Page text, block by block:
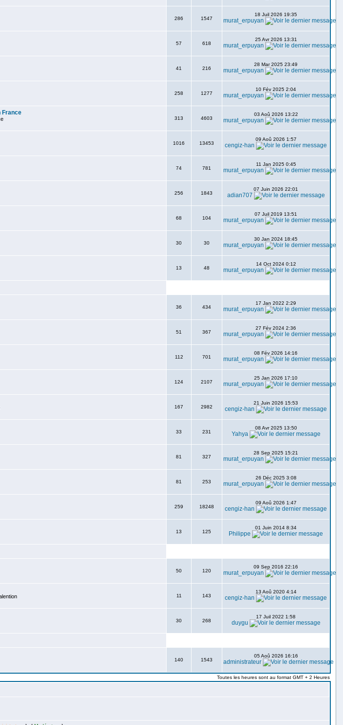
286 1547
18 Juil 2026 19:35
murat_erpuyan
57 618
25 Avr 2026 13:31
murat_erpuyan
41 216
28 Mar 2025 23:49
murat_erpuyan
258 1277
10 Fév 2025 2:04
murat_erpuyan
France
313 4603
03 Aoû 2026 13:22
murat_erpuyan
1016 13453
09 Aoû 2026 1:57
cengiz-han
74 781
11 Jan 2025 0:45
murat_erpuyan
256 1843
07 Juin 2026 22:01
adian707
68 104
07 Juil 2019 13:51
murat_erpuyan
30 30
30 Jan 2024 18:45
murat_erpuyan
13 48
14 Oct 2024 0:12
murat_erpuyan
36 434
17 Jan 2022 2:29
murat_erpuyan
51 367
27 Fév 2024 2:36
murat_erpuyan
112 701
08 Fév 2026 14:16
murat_erpuyan
124 2107
25 Jan 2026 17:10
murat_erpuyan
167 2982
21 Juin 2026 15:53
cengiz-han
33 231
08 Avr 2025 13:50
Yahya
81 327
28 Sep 2025 15:21
murat_erpuyan
81 253
26 Déc 2025 3:08
murat_erpuyan
259 18248
09 Aoû 2026 1:47
cengiz-han
13 125
01 Juin 2014 8:34
Philippe
50 120
09 Sep 2016 22:16
murat_erpuyan
11 143
13 Aoû 2020 4:14
cengiz-han
30 268
17 Juil 2022 1:58
duygu
140 1543
05 Aoû 2026 16:16
administrateur
Toutes les heures sont au format GMT + 2 Heures